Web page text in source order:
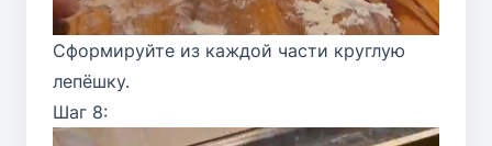
Сформируйте из каждой части круглую
лепёшку.
Шаг 8: